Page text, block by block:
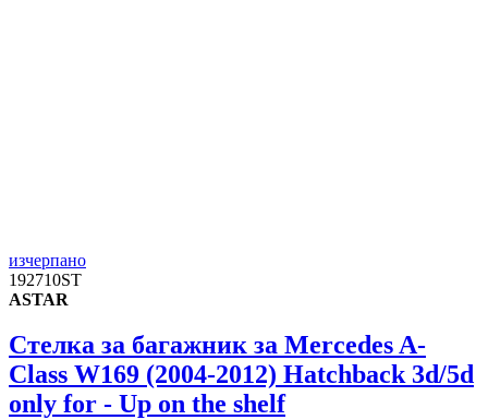
изчерпано
192710ST
ASTAR
Стелка за багажник за Mercedes A-
Class W169 (2004-2012) Hatchback 3d/5d
only for - Up on the shelf